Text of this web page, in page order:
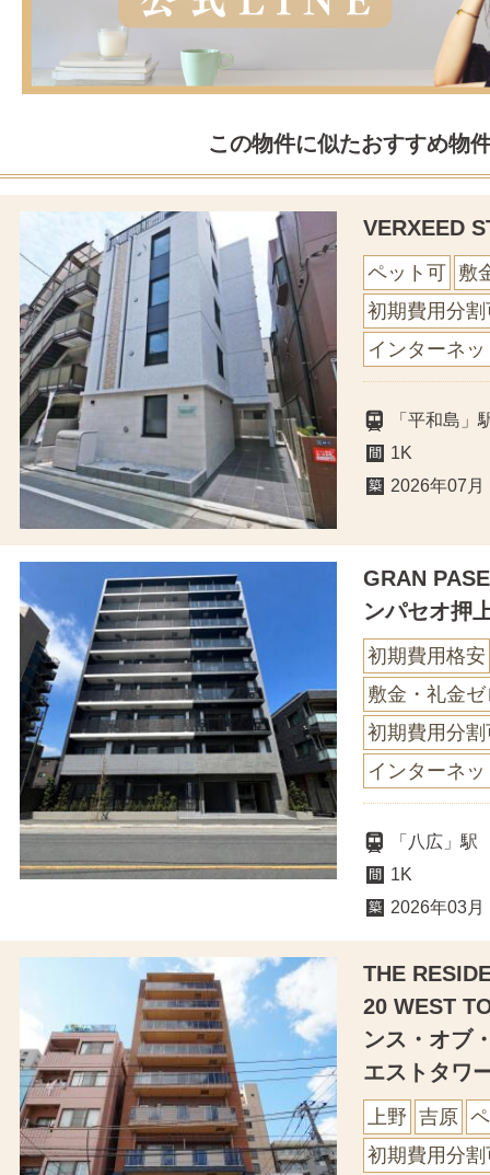
この物件に似たおすすめ物
VERXEED
ペット可 敷
初期費用分割
インターネ
「平和島
1K
2026年07月
GRAN
ンパセオ押
初期費用格安
敷金・礼金ゼ
初期費用分割
インターネ
「八広」
1K
2026年03月
THE
20 WEST
ンス・オブ
エストタワ
上野 吉原
初期費用分割